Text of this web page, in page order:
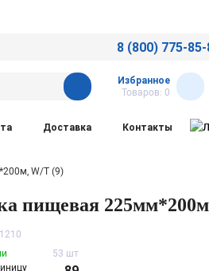
8 (800) 775-85-
Избранное
Товаров: 0
Доставка Контакты
W/T (9)
пищевая
53 шт